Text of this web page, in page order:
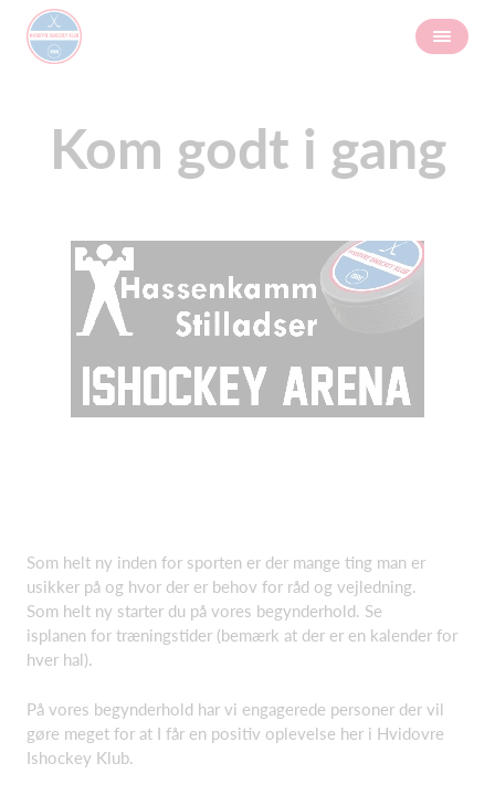
Kom godt i gang
Som helt ny inden for sporten er der mange ting man er
usikker på og hvor der er behov for råd og vejledning.
Som helt ny starter du på vores begynderhold. Se
isplanen for træningstider (bemærk at der er en kalender for
hver hal).
På vores begynderhold har vi engagerede personer der vil
gøre meget for at I får en positiv oplevelse her i Hvidovre
Ishockey Klub.